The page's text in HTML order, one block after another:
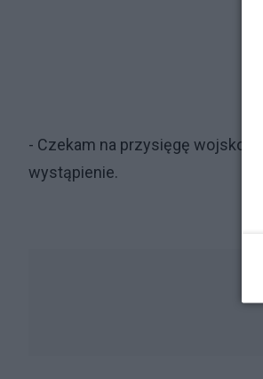
- Czekam na przysięgę
wystąpienie.